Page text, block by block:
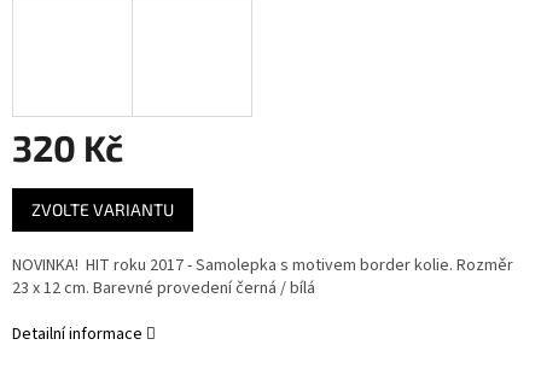
320 Kč
Měrná
cena:
ZVOLTE VARIANTU
NOVINKA! HIT roku 2017 - Samolepka s motivem border kolie. Rozměr
23 x 12 cm. Barevné provedení černá / bílá
Detailní informace